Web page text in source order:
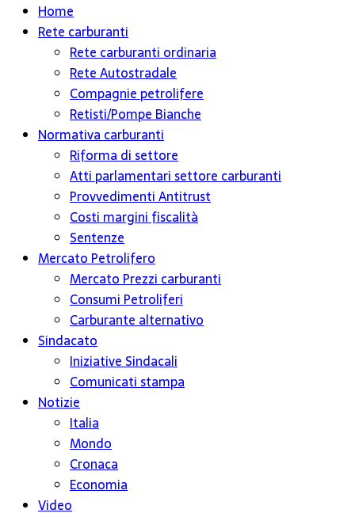
Home
Rete carburanti
Rete carburanti ordinaria
Rete Autostradale
Compagnie petrolifere
Retisti/Pompe Bianche
Normativa carburanti
Riforma di settore
Atti parlamentari settore carburanti
Provvedimenti Antitrust
Costi margini fiscalità
Sentenze
Mercato Petrolifero
Mercato Prezzi carburanti
Consumi Petroliferi
Carburante alternativo
Sindacato
Iniziative Sindacali
Comunicati stampa
Notizie
Italia
Mondo
Cronaca
Economia
Video